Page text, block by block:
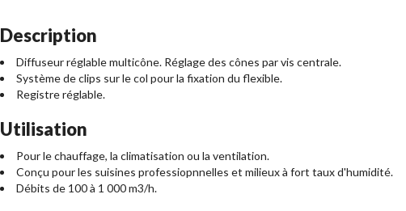
Description
Diffuseur réglable multicône. Réglage des cônes par vis centrale.
Système de clips sur le col pour la fixation du flexible.
Registre réglable.
Utilisation
Pour le chauffage, la climatisation ou la ventilation.
Conçu pour les suisines professiopnnelles et milieux à fort taux d'humidité.
Débits de 100 à 1 000 m3/h.